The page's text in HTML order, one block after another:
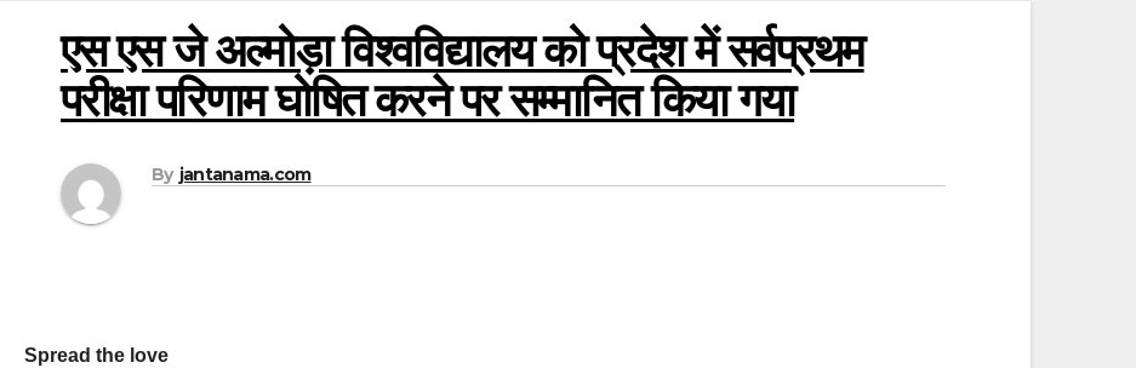
एस एस जे अल्मोड़ा विश्वविद्यालय को प्रदेश में सर्वप्रथम
परीक्षा परिणाम घोषित करने पर सम्मानित किया गया
By jantanama.com
Spread the love